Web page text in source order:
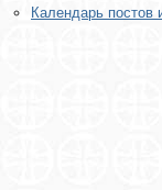
Календарь постов